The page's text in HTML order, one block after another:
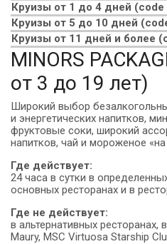
Круизы от 1 до 4 дней (code
Круизы от 5 до 10 дней
Круизы от 11 дней и более
MINORS
от 3 до 19 лет)
Широкий выбор
и энергетических напитков,
фруктовые соки, широкий
напитков, чай и мороженое
Где действует:
24 часа в сутки в
основных ресторанах и в
Где не действует:
в альтернативных ресторанах,
Maury, MSC Virtuosa Starship